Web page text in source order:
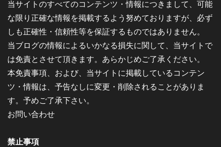
当サイトのすべてのコンテンツ・情報につきまして、可能
な限り正確な情報を掲載するよう努めておりますが、必ず
しも正確性・信頼性等を保証するものではありません。
当ブログの情報によるいかなる損失に関して、当サイトで
は免責とさせて頂きます。あらかじめご了承ください。
本免責事項、および、当サイトに掲載しているコンテン
ツ・情報は、予告なしに変更・削除されることがありま
す。予めご了承下さい。
お問い合わせ
禁止事項